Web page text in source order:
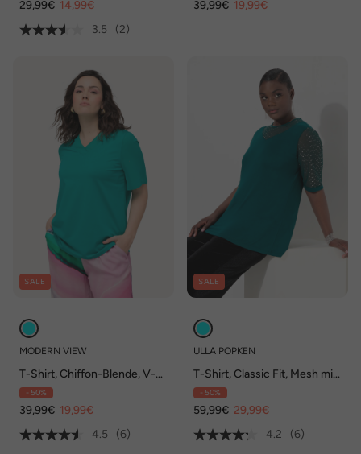
29,99€ 14,99€
3.5
(2)
39,99€ 19,99€
SALE
MODERN VIEW
T-Shirt, Chiffon-Blende, V-
Ausschnitt, Chiffon-Halbarm
- 50%
39,99€ 19,99€
4.5
(6)
SALE
ULLA POPKEN
T-Shirt, Classic Fit, Mesh mit
Pailletten, Jersey-Unterlage
- 50%
59,99€ 29,99€
4.2
(6)